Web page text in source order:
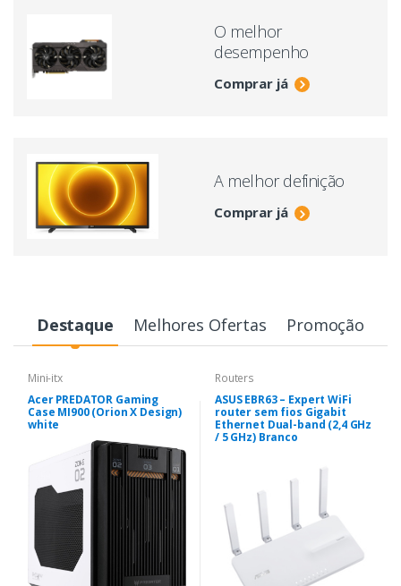
O melhor
desempenho
Comprar já
A melhor definição
Comprar já
Destaque Melhores Ofertas Promoção
Mini-itx
Acer PREDATOR Gaming
Case MI900 (Orion X Design)
white
Routers
ASUS EBR63 – Expert WiFi
router sem fios Gigabit
Ethernet Dual-band (2,4 GHz
/ 5 GHz) Branco